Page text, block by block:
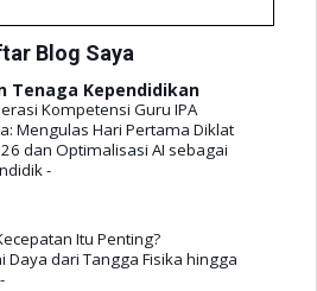
Kepala Sekolah
Kerja Sekolah (RKS)
Sekolah 2019
dalam Bahasa Inggris
Inggris Melalui Pemahaman
Belajar Bahasa Inggris
Blog Saya
Tenaga Kependidikan
Kompetensi Guru IPA
Mengulas Hari Pertama Diklat
dan Optimalisasi AI sebagai
-
Itu Penting?
Daya dari Tangga Fisika hingga
-